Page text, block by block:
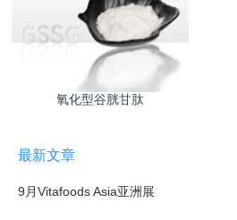
氧化型谷胱甘肽
最新文章
9月Vitafoods Asia亚洲展